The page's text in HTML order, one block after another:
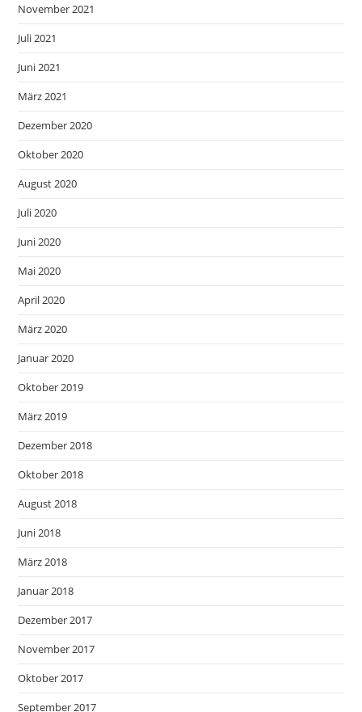
November 2021
Juli 2021
Juni 2021
März 2021
Dezember 2020
Oktober 2020
August 2020
Juli 2020
Juni 2020
Mai 2020
April 2020
März 2020
Januar 2020
Oktober 2019
März 2019
Dezember 2018
Oktober 2018
August 2018
Juni 2018
März 2018
Januar 2018
Dezember 2017
November 2017
Oktober 2017
September 2017